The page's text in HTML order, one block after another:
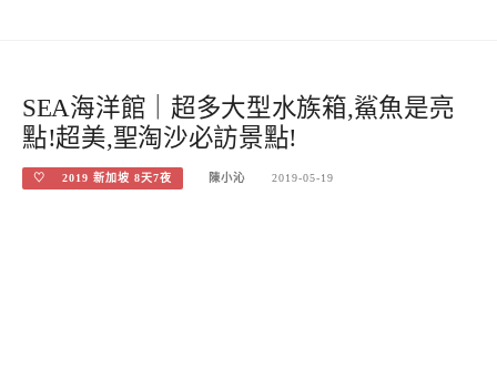
SEA海洋館｜超多大型水族箱,鯊魚是亮
點!超美,聖淘沙必訪景點!
♡ 2019 新加坡 8天7夜 陳小沁 2019-05-19